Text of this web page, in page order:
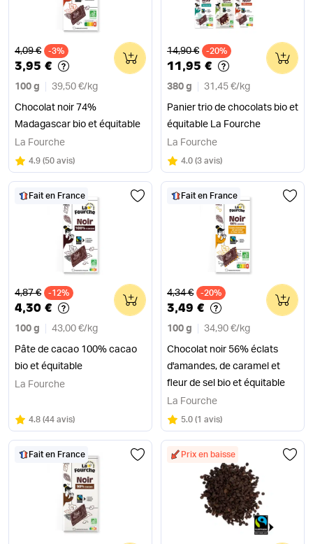
Ancien prix
4,09 € -3%
3,95 €
100 g 39,50 €/ kg
Chocolat noir 74%
Madagascar bio et équitable
0
La Fourche
Note
4.9 sur 5
(50 avis)
Ancien prix
14,90 € -20%
11,95 €
380 g 31,45 €/ kg
Panier trio de chocolats bio et
équitable La Fourche
0
La Fourche
Note
4.0 sur 5
(3 avis)
Fait en France
Ancien prix
4,87 € -12%
4,30 €
100 g 43,00 €/ kg
Pâte de cacao 100% cacao
bio et équitable
0
La Fourche
Note
4.8 sur 5
(44 avis)
Fait en France
Ancien prix
4,34 € -20%
3,49 €
100 g 34,90 €/ kg
Chocolat noir 56% éclats
d'amandes, de caramel et
fleur de sel bio et équitable
0
La Fourche
Note
5.0 sur 5
(1 avis)
Fait en France Prix en baisse